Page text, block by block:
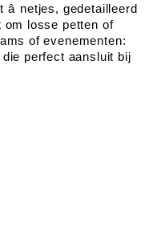
netjes, gedetailleerd
om losse petten of
of evenementen:
perfect aansluit bij